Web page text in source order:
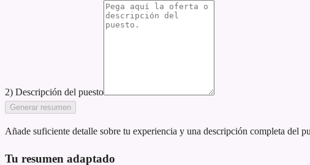
2) Descripción del puesto
Generar resumen
Añade suficiente detalle sobre tu experiencia y una descripción completa del
Tu resumen adaptado